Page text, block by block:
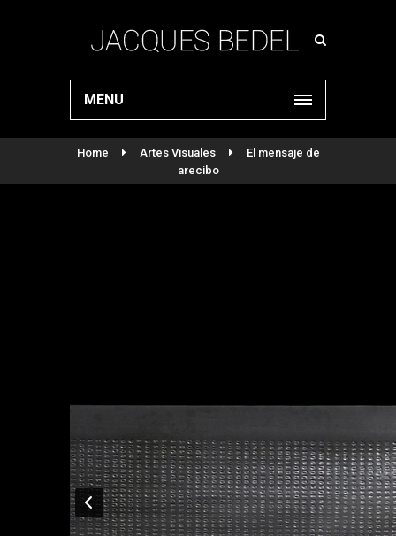
MENU
Home Artes Visuales
El mensaje de
arecibo